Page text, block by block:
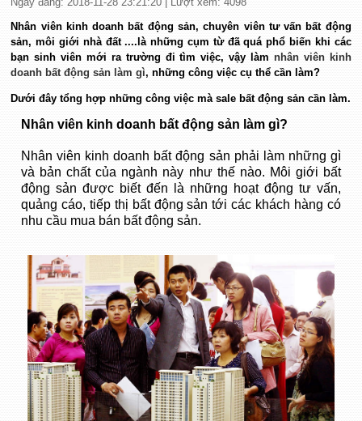
Nhân viên kinh doanh bất động sản, chuyên viên tư vấn bất động
sản, môi giới nhà đất ....là những cụm từ đã quá phổ biến khi các
bạn sinh viên mới ra trường đi tìm việc, vậy làm nhân viên kinh
doanh bất động sản làm gì, những công việc cụ thể cần làm?
Dưới đây tổng hợp những công việc mà sale bất động sản cần làm.
Nhân viên kinh doanh bất động sản làm gì?
Nhân viên kinh doanh bất động sản phải làm những gì
và bản chất của ngành này như thế nào. Môi giới bất
động sản được biết đến là những hoạt động tư vấn,
quảng cáo, tiếp thị bất động sản tới các khách hàng có
nhu cầu mua bán bất động sản.